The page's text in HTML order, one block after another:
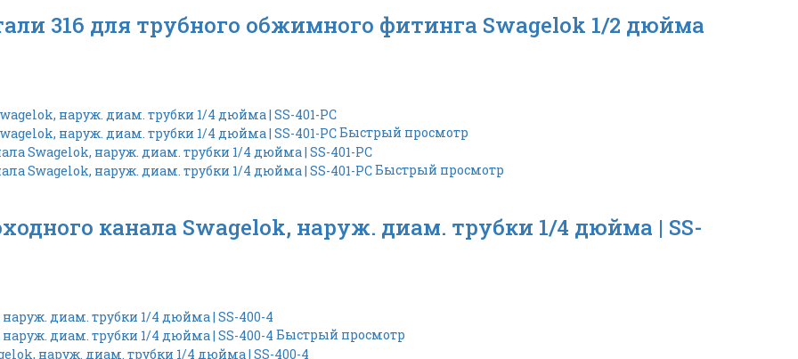
316 для трубного обжимного фитинга Swagelok 1/2 дюйма
Быстрый просмотр
Быстрый просмотр
канала Swagelok, наруж. диам. трубки 1/4 дюйма | SS-
Быстрый просмотр